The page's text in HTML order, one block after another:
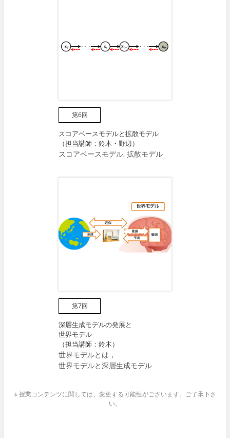
第6回
スコアベースモデルと拡散モデル
（担当講師：鈴木・野辺）
スコアベースモデル, 拡散モデル
第7回
深層生成モデルの発展と
世界モデル
（担当講師：鈴木）
世界モデルとは，
世界モデルと深層生成モデル
※ 授業コンテンツに関しては、変更する可能性がございます。ご了承下さ
い。